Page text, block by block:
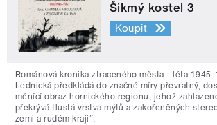
Šikmý kostel 3
Koupit
Románová kronika ztraceného města - léta
Lednická předkládá do značné míry převratný,
měnící obraz hornického regionu, jehož
překrývá tlustá vrstva mýtů a zakořeněných
zemi a rudém kraji“.